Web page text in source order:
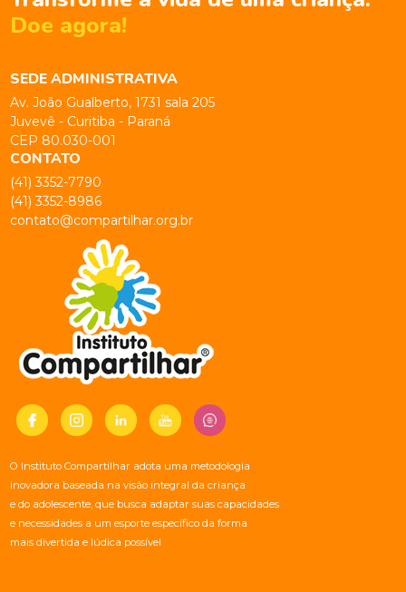
Doe agora!
SEDE ADMINISTRATIVA
Av. João Gualberto, 1731 sala 205
Juvevê - Curitiba - Paraná
CEP 80.030-001
CONTATO
(41) 3352-7790
(41) 3352-8986
contato@compartilhar.org.br
O Instituto Compartilhar adota uma metodologia
inovadora baseada na visão integral da criança
e do adolescente, que busca adaptar suas capacidades
e necessidades a um esporte específico da forma
mais divertida e lúdica possível